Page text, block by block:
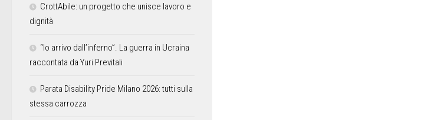
CrottAbile: un progetto che unisce lavoro e
dignità
“Io arrivo dall’inferno”. La guerra in Ucraina
raccontata da Yuri Previtali
Parata Disability Pride Milano 2026: tutti sulla
stessa carrozza